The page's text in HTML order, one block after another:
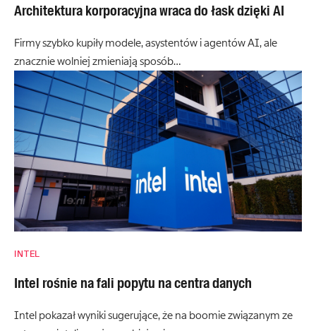
Architektura korporacyjna wraca do łask dzięki AI
Firmy szybko kupiły modele, asystentów i agentów AI, ale
znacznie wolniej zmieniają sposób…
INTEL
Intel rośnie na fali popytu na centra danych
Intel pokazał wyniki sugerujące, że na boomie związanym ze